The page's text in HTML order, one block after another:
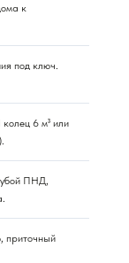
к
под ключ.
6 м³ или
ПНД,
приточный